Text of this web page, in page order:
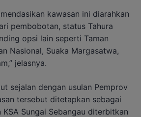
kawasan ini diarahkan
pembobotan, status Tahura
opsi lain seperti Taman
Nasional, Suaka Margasatwa,
jelasnya.
sejalan dengan usulan Pemprov
tersebut ditetapkan sebagai
KSA Sungai Sebangau diterbitkan